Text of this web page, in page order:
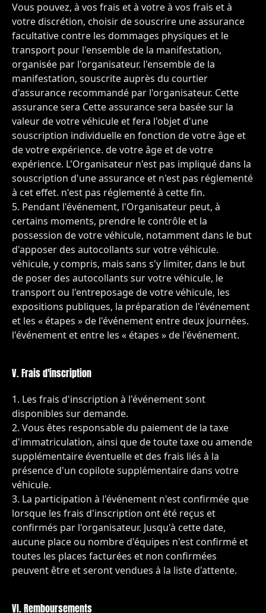
Vous pouvez, à vos frais et à votre à vos frais et à
votre discrétion, choisir de souscrire une assurance
facultative contre les dommages physiques et le
transport pour l'ensemble de la manifestation,
organisée par l'organisateur. l'ensemble de la
manifestation, souscrite auprès du courtier
d'assurance recommandé par l'organisateur. Cette
assurance sera Cette assurance sera basée sur la
valeur de votre véhicule et fera l'objet d'une
souscription individuelle en fonction de votre âge et
de votre expérience. de votre âge et de votre
expérience. L'Organisateur n'est pas impliqué dans la
souscription d'une assurance et n'est pas réglementé
à cet effet. n'est pas réglementé à cette fin.
Pendant l'événement, l'Organisateur peut, à
certains moments, prendre le contrôle et la
possession de votre véhicule, notamment dans le but
d'apposer des autocollants sur votre véhicule.
véhicule, y compris, mais sans s'y limiter, dans le but
de poser des autocollants sur votre véhicule, le
transport ou l'entreposage de votre véhicule, les
expositions publiques, la préparation de l'événement
et les « étapes » de l'événement entre deux journées.
l'événement et entre les « étapes » de l'événement.
V. Frais d'inscription
Les frais d'inscription à l'événement sont
disponibles sur demande.
Vous êtes responsable du paiement de la taxe
d'immatriculation, ainsi que de toute taxe ou amende
supplémentaire éventuelle et des frais liés à la
présence d'un copilote supplémentaire dans votre
véhicule.
La participation à l'événement n'est confirmée que
lorsque les frais d'inscription ont été reçus et
confirmés par l'organisateur. Jusqu'à cette date,
aucune place ou nombre d'équipes n'est confirmé et
toutes les places facturées et non confirmées
peuvent être et seront vendues à la liste d'attente.
VI. Remboursements